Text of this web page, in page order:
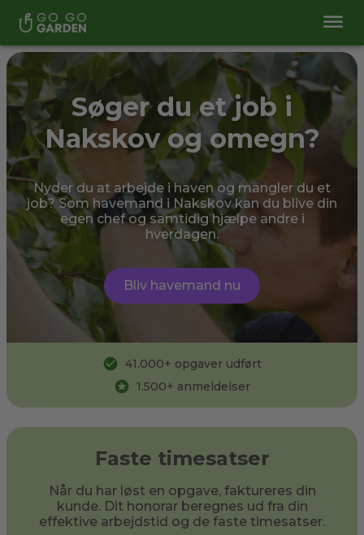
Søger du et job i
Nakskov og omegn?
Nyder du at arbejde i haven og mangler du et
job? Som havemand i Nakskov kan du blive din
egen chef og samtidig hjælpe andre i
hverdagen.
Bliv havemand nu
41.000+ opgaver udført
1.500+ anmeldelser
Faste timesatser
Når du har løst en opgave, faktureres din
kunde. Dit honorar beregnes ud fra din
effektive arbejdstid og de faste timesatser.